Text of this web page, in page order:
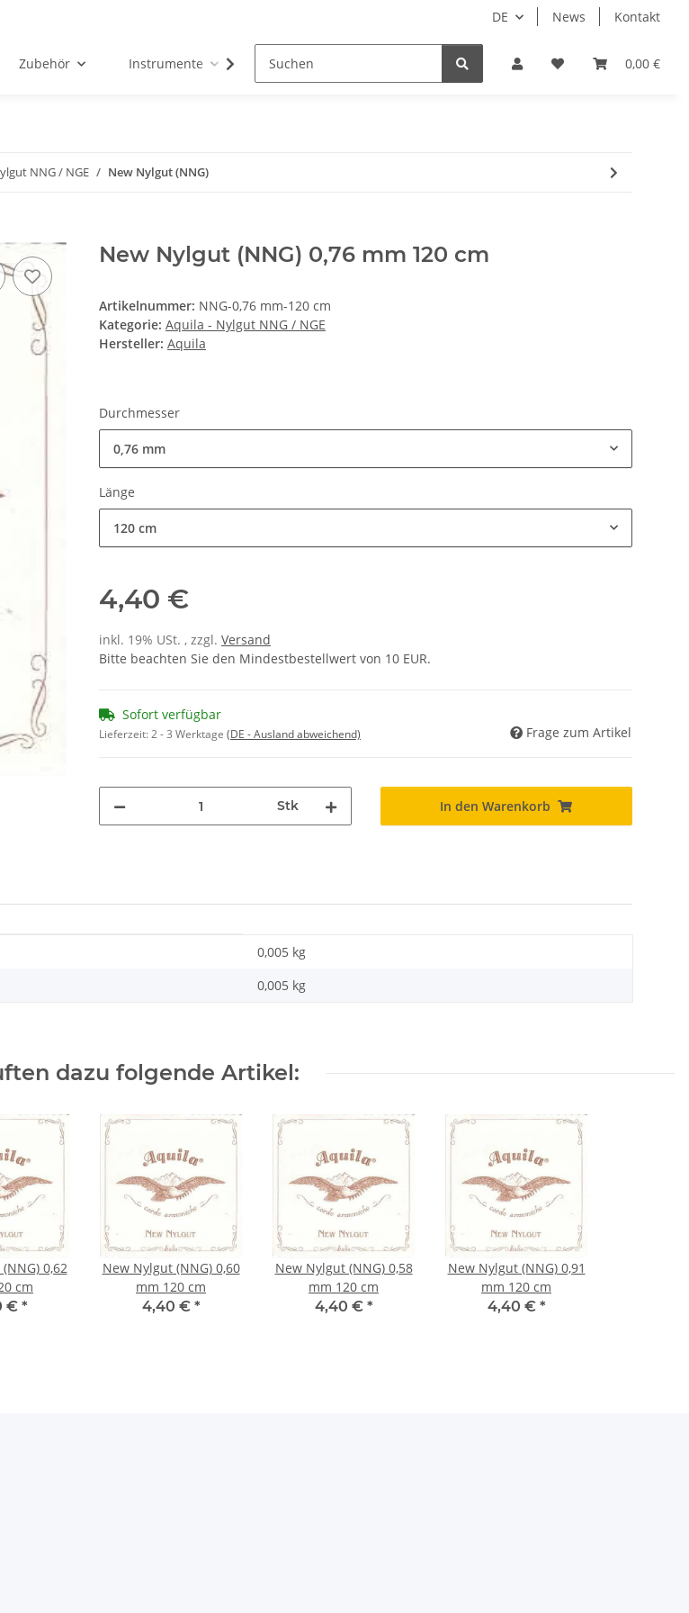
DE News Kontakt
0,00 €
Zubehör Instrumente Fundgrube
NNG / NGE New Nylgut (NNG)
New Nylgut (NNG) 0,76 mm 120 cm
Artikelnummer: NNG-0,76 mm-120 cm
Kategorie: Aquila - Nylgut NNG / NGE
Hersteller: Aquila
Durchmesser
0,76 mm
Länge
120 cm
4,40 €
inkl. 19% USt. , zzgl. Versand
Bitte beachten Sie den Mindestbestellwert von 10 EUR.
Sofort verfügbar
Lieferzeit:2 - 3 Werktage (DE - Ausland abweichend) Frage zum Artikel
Stk In den Warenkorb
0,005 kg
0,005 kg
dazu folgende Artikel:
0,62
cm
€ *
New Nylgut (NNG) 0,60
mm 120 cm
4,40 € *
New Nylgut (NNG) 0,58
mm 120 cm
4,40 € *
New Nylgut (NNG) 0,91
mm 120 cm
4,40 € *